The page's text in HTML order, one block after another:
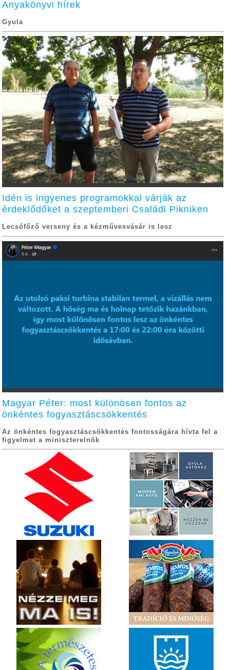
Anyakönyvi hírek
Gyula
Idén is ingyenes programokkal várják az
érdeklődőket a szeptemberi Családi Pikniken
Lecsófőző verseny és a kézművesvásár is lesz
Magyar Péter: most különösen fontos az
önkéntes fogyasztáscsökkentés
Az önkéntes fogyasztáscsökkentés fontosságára hívta fel a
figyelmet a miniszterelnök